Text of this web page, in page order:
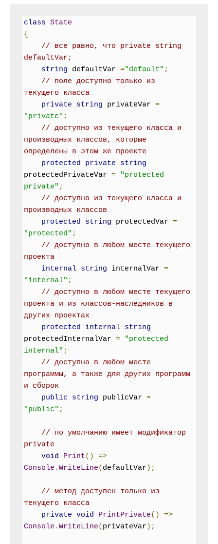
class State
{
// все равно, что private string
defaultVar;
string defaultVar ="default" ;
// поле доступно только из
текущего класса
private
string privateVar =
"private" ;
// доступно из текущего класса и
производных классов, которые
определены в этом же проекте
protected
private
string
protectedPrivateVar =
"protected
private" ;
// доступно из текущего класса и
производных классов
protected
string protectedVar =
"protected" ;
// доступно в любом месте текущего
проекта
internal string internalVar =
"internal" ;
// доступно в любом месте текущего
проекта и из классов-наследников в
других проектах
protected
internal string
protectedInternalVar =
"protected
internal" ;
// доступно в любом месте
программы, а также для других программ
и сборок
public
string publicVar =
"public" ;
// по умолчанию имеет модификатор
private
void
Print()
=>
Console .WriteLine( defaultVar );
// метод доступен только из
текущего класса
private void PrintPrivate()
=>
Console .WriteLine( privateVar );